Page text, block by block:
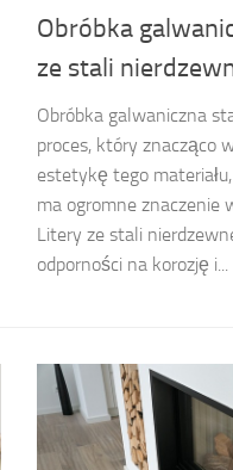
Obróbka
ze stali
Obróbka galwaniczna
proces, który znacząco
estetykę tego
ma ogromne znaczenie
Litery ze stali
odporności na korozję i...